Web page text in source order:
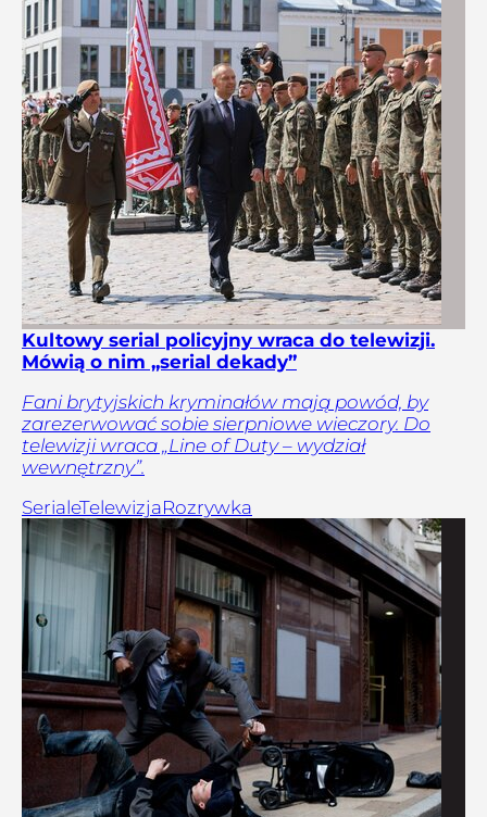
Kultowy serial policyjny wraca do telewizji.
Mówią o nim „serial dekady”
Fani brytyjskich kryminałów mają powód, by
zarezerwować sobie sierpniowe wieczory. Do
telewizji wraca „Line of Duty – wydział
wewnętrzny”.
SerialeTelewizjaRozrywka